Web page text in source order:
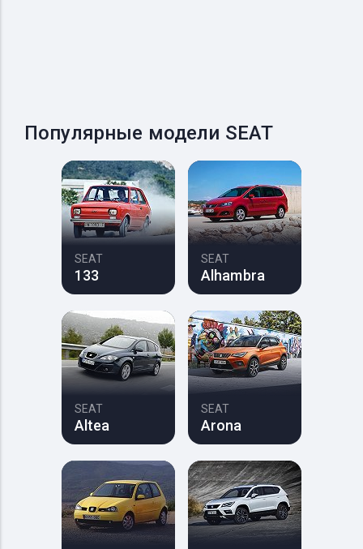
Популярные модели SEAT
SEAT
133
SEAT
Alhambra
SEAT
Altea
SEAT
Arona